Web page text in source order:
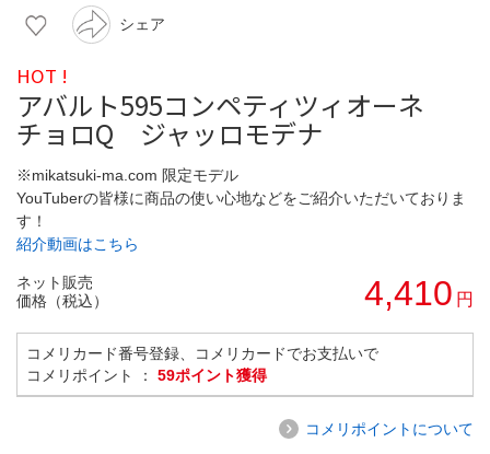
シェア
HOT !
アバルト595コンペティツィオーネ
チョロQ ジャッロモデナ
※mikatsuki-ma.com 限定モデル
YouTuberの皆様に商品の使い心地などをご紹介いただいておりま
す！
紹介動画はこちら
ネット販売
価格（税込）
4,410 円
コメリカード番号登録、コメリカードでお支払いで
コメリポイント ： 59ポイント獲得
コメリポイントについて